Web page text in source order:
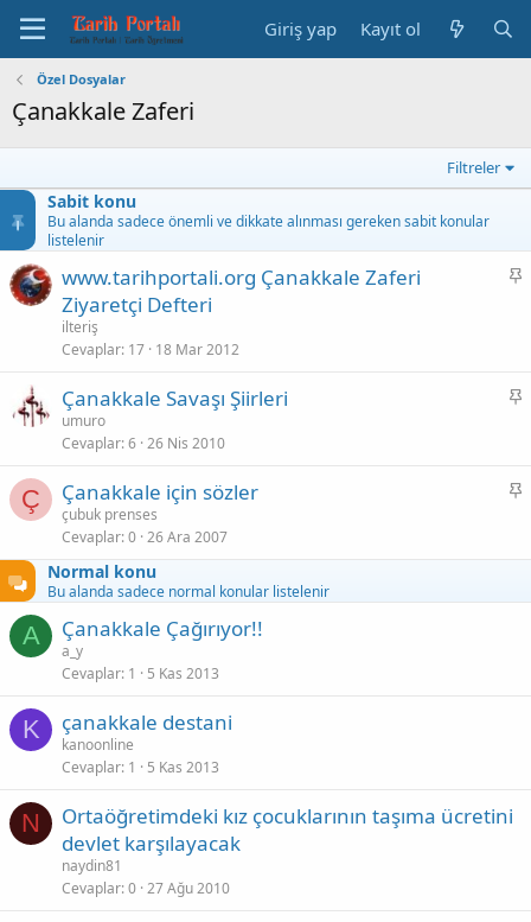
Giriş yap Kayıt ol
Özel Dosyalar
Çanakkale Zaferi
Filtreler
Sabit konu
Bu alanda sadece önemli ve dikkate alınması gereken sabit konular
listelenir
S
www.tarihportali.org Çanakkale Zaferi
Ziyaretçi Defteri
ilteriş
Cevaplar 17 18 Mar 2012
S
t
Çanakkale Savaşı Şiirleri
umuro
Cevaplar 6 26 Nis 2010
Ç
S
Çanakkale için sözler
çubuk prenses
Cevaplar 0 26 Ara 2007
Normal konu
Bu alanda sadece normal konular listelenir
A Çanakkale Çağırıyor!!
a_y
Cevaplar 1 5 Kas 2013
K çanakkale destani
kanoonline
Cevaplar 1 5 Kas 2013
N
Ortaöğretimdeki kız çocuklarının taşıma ücretini
devlet karşılayacak
naydin81
Cevaplar 0 27 Ağu 2010